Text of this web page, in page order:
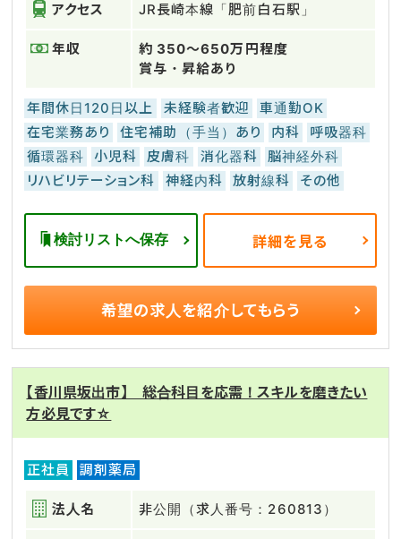
アクセス JR長崎本線「肥前白石駅」
年収
約 350～650万円程度
賞与・昇給あり
年間休日120日以上 未経験者歓迎
車通勤OK
在宅業務あり
住宅補助（手当）あり 内科
呼吸器科
循環器科
小児科 皮膚科 消化器科
脳神経外科
リハビリテーション科
神経内科 放射線科 その他
検討リストへ保存 詳細を見る
希望の求人を紹介してもらう
【香川県坂出市】 総合科目を応需！スキルを磨きたい
方必見です☆
正社員 調剤薬局
法人名 非公開（求人番号：260813）